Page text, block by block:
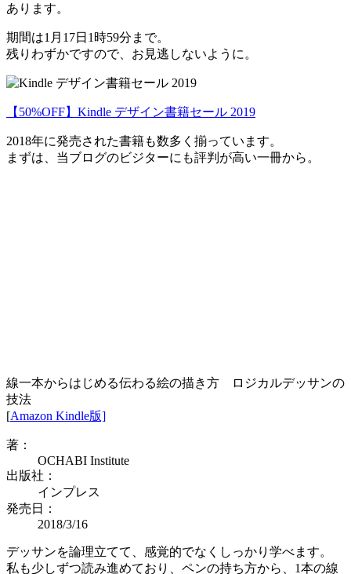
あります。
期間は1月17日1時59分まで。
残りわずかですので、お見逃しないように。
【50%OFF】Kindle デザイン書籍セール 2019
2018年に発売された書籍も数多く揃っています。
まずは、当ブログのビジターにも評判が高い一冊から。
線一本からはじめる伝わる絵の描き方 ロジカルデッサンの
技法
[Amazon Kindle版]
著：
OCHABI Institute
出版社：
インプレス
発売日：
2018/3/16
デッサンを論理立てて、感覚的でなくしっかり学べます。
私も少しずつ読み進めており、ペンの持ち方から、1本の線